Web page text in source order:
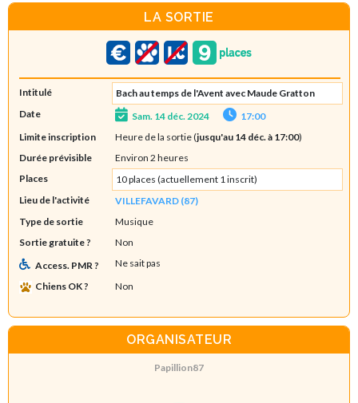
LA SORTIE
Intitulé
Bach au temps de l'Avent avec Maude Gratton
Date
Sam. 14 déc. 2024
17:00
Limite inscription
Heure de la sortie (jusqu'au 14 déc. à 17:00)
Durée prévisible
Environ 2 heures
Places
10 places (actuellement 1 inscrit)
Lieu de l'activité
VILLEFAVARD (87)
Type de sortie
Musique
Sortie gratuite ?
Non
Access. PMR ?
Ne sait pas
Chiens OK ?
Non
ORGANISATEUR
Papillion87